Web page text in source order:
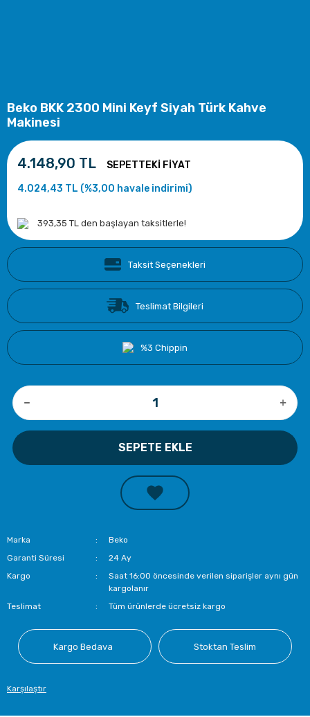
Beko BKK 2300 Mini Keyf Siyah Türk Kahve
Makinesi
4.148,90 TL
4.024,43 TL (%3,00 havale indirimi)
393,35 TL den başlayan taksitlerle!
Taksit Seçenekleri
Teslimat Bilgileri
%3 Chippin
SEPETE EKLE
Marka
Beko
Garanti Süresi
24 Ay
Kargo
Saat 16:00 öncesinde verilen siparişler aynı gün
kargolanır
Teslimat
Tüm ürünlerde ücretsiz kargo
Kargo Bedava Stoktan Teslim
Karşılaştır